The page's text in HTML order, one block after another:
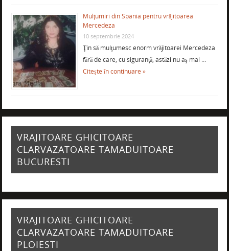
Mulţumiri din Spania pentru vrăjitoarea
Mercedeza
10 septembrie 2024
Ţin să mulţumesc enorm vrăjitoarei Mercedeza
fără de care, cu siguranţă, astăzi nu aş mai …
Citește în continuare »
VRAJITOARE GHICITOARE
CLARVAZATOARE TAMADUITOARE
BUCURESTI
VRAJITOARE GHICITOARE
CLARVAZATOARE TAMADUITOARE
PLOIESTI